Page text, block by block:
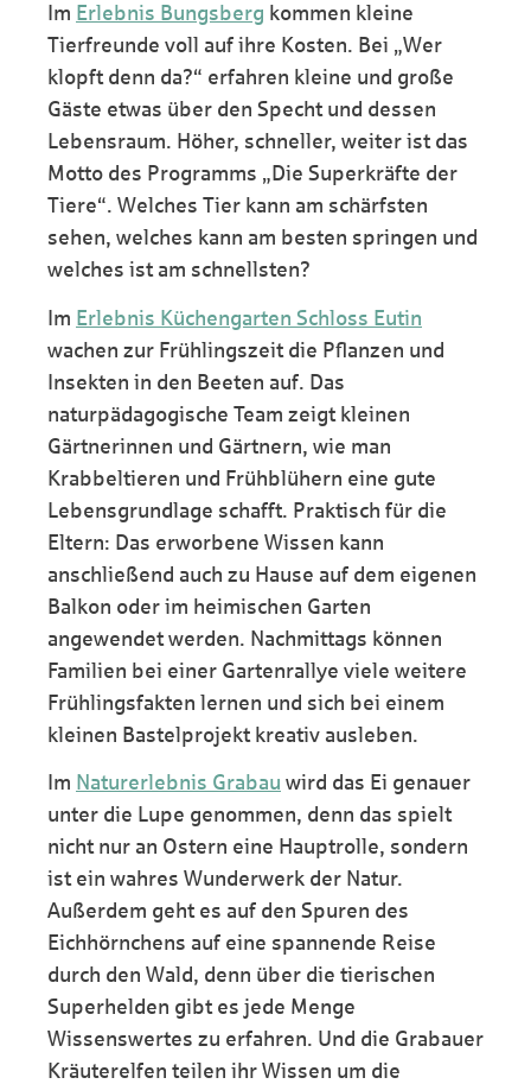
Im Erlebnis Bungsberg kommen kleine
Tierfreunde voll auf ihre Kosten. Bei „Wer
klopft denn da?“ erfahren kleine und große
Gäste etwas über den Specht und dessen
Lebensraum. Höher, schneller, weiter ist das
Motto des Programms „Die Superkräfte der
Tiere“. Welches Tier kann am schärfsten
sehen, welches kann am besten springen und
welches ist am schnellsten?
Im Erlebnis Küchengarten Schloss Eutin
wachen zur Frühlingszeit die Pflanzen und
Insekten in den Beeten auf. Das
naturpädagogische Team zeigt kleinen
Gärtnerinnen und Gärtnern, wie man
Krabbeltieren und Frühblühern eine gute
Lebensgrundlage schafft. Praktisch für die
Eltern: Das erworbene Wissen kann
anschließend auch zu Hause auf dem eigenen
Balkon oder im heimischen Garten
angewendet werden. Nachmittags können
Familien bei einer Gartenrallye viele weitere
Frühlingsfakten lernen und sich bei einem
kleinen Bastelprojekt kreativ ausleben.
Im Naturerlebnis Grabau wird das Ei genauer
unter die Lupe genommen, denn das spielt
nicht nur an Ostern eine Hauptrolle, sondern
ist ein wahres Wunderwerk der Natur.
Außerdem geht es auf den Spuren des
Eichhörnchens auf eine spannende Reise
durch den Wald, denn über die tierischen
Superhelden gibt es jede Menge
Wissenswertes zu erfahren. Und die Grabauer
Kräuterelfen teilen ihr Wissen um die